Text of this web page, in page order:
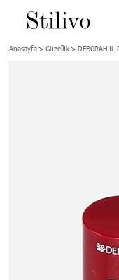
Anasayfa Güzellik DEBORAH IL